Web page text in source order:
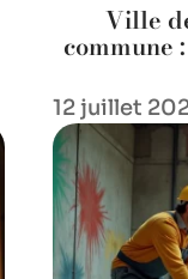
Ville
commune
12 juillet